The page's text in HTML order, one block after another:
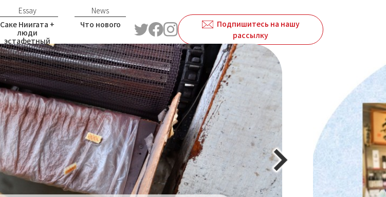
Essay
Саке Ниигата +
люди
эстафетный
очерк
News
Что нового
Подпишитесь на нашу
рассылку